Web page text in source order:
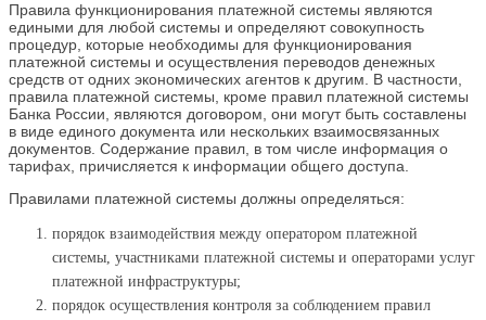
Правила функционирования платежной системы являются
едиными для любой системы и определяют совокупность
процедур, которые необходимы для функционирования
платежной системы и осуществления переводов денежных
средств от одних экономических агентов к другим. В частности,
правила платежной системы, кроме правил платежной системы
Банка России, являются договором, они могут быть составлены
в виде единого документа или нескольких взаимосвязанных
документов. Содержание правил, в том числе информация о
тарифах, причисляется к информации общего доступа.
Правилами платежной системы должны определяться:
порядок взаимодействия между оператором платежной
системы, участниками платежной системы и операторами услуг
платежной инфраструктуры;
порядок осуществления контроля за соблюдением правил